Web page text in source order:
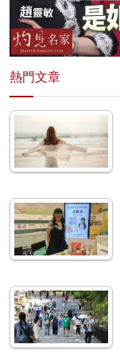
熱門文章